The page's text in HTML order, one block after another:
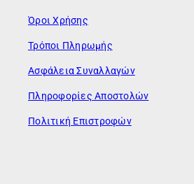
Όροι Χρήσης
Τρόποι Πληρωμής
Ασφάλεια Συναλλαγών
Πληροφορίες Αποστολών
Πολιτική Επιστροφών